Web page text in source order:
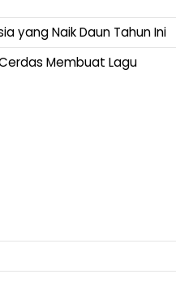
yang Naik Daun Tahun Ini
Membuat Lagu